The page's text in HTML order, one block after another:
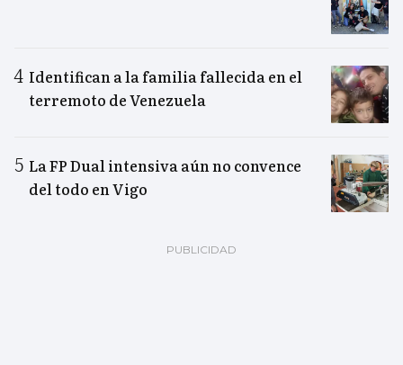
Identifican a la familia fallecida en el
terremoto de Venezuela
La FP Dual intensiva aún no convence
del todo en Vigo